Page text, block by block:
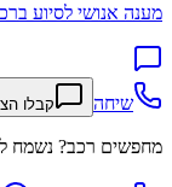
מענה אנושי לסיוע
שיחה קבלו
מחפשים רכב? נשמח